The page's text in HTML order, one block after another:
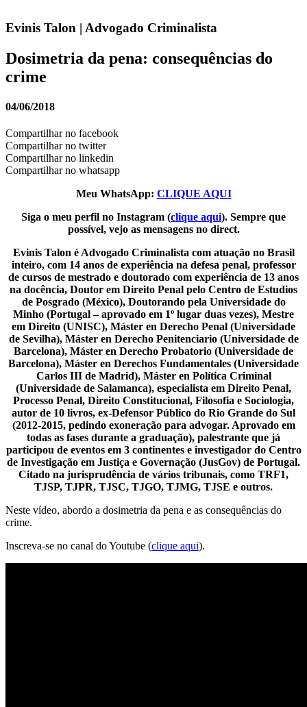
Evinis Talon | Advogado Criminalista
Dosimetria da pena: consequências do
crime
04/06/2018
Compartilhar no facebook
Compartilhar no twitter
Compartilhar no linkedin
Compartilhar no whatsapp
Meu WhatsApp: CLIQUE AQUI
Siga o meu perfil no Instagram (clique aqui). Sempre que
possível, vejo as mensagens no direct.
Evinis Talon é Advogado Criminalista com atuação no Brasil
inteiro, com 14 anos de experiência na defesa penal, professor
de cursos de mestrado e doutorado com experiência de 13 anos
na docência, Doutor em Direito Penal pelo Centro de Estudios
de Posgrado (México), Doutorando pela Universidade do
Minho (Portugal – aprovado em 1º lugar duas vezes), Mestre
em Direito (UNISC), Máster en Derecho Penal (Universidade
de Sevilha), Máster en Derecho Penitenciario (Universidade de
Barcelona), Máster en Derecho Probatorio (Universidade de
Barcelona), Máster en Derechos Fundamentales (Universidade
Carlos III de Madrid), Máster en Política Criminal
(Universidade de Salamanca), especialista em Direito Penal,
Processo Penal, Direito Constitucional, Filosofia e Sociologia,
autor de 10 livros, ex-Defensor Público do Rio Grande do Sul
(2012-2015, pedindo exoneração para advogar. Aprovado em
todas as fases durante a graduação), palestrante que já
participou de eventos em 3 continentes e investigador do Centro
de Investigação em Justiça e Governação (JusGov) de Portugal.
Citado na jurisprudência de vários tribunais, como TRF1,
TJSP, TJPR, TJSC, TJGO, TJMG, TJSE e outros.
Neste vídeo, abordo a dosimetria da pena e as consequências do
crime.
Inscreva-se no canal do Youtube (clique aqui).